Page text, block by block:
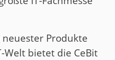
Produkte
Welt bietet die CeBit